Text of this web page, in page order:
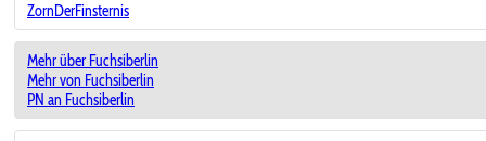
ZornDerFinsternis
Mehr über Fuchsiberlin
Mehr von Fuchsiberlin
PN an Fuchsiberlin